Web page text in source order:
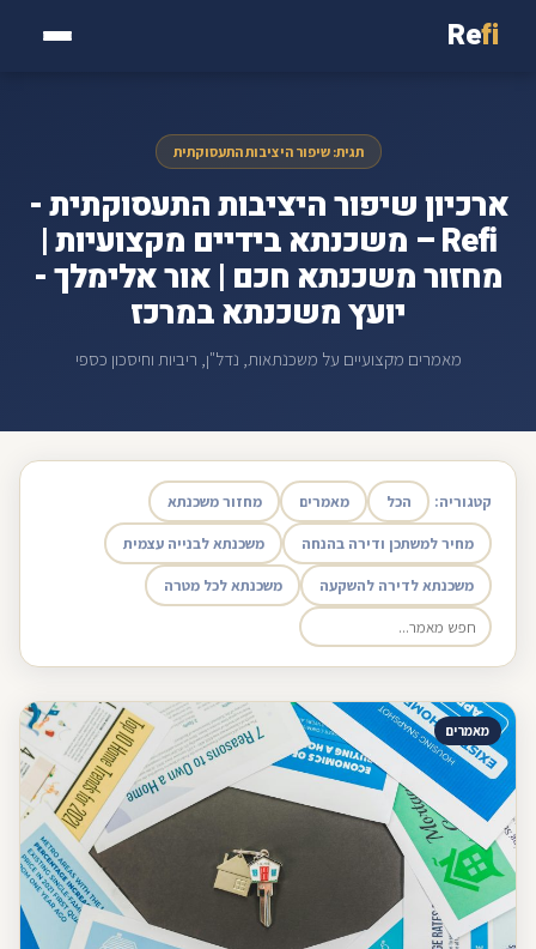
Refi
תגית: שיפור היציבות התעסוקתית
ארכיון שיפור היציבות התעסוקתית -
Refi – משכנתא בידיים מקצועיות |
מחזור משכנתא חכם | אור אלימלך -
יועץ משכנתא במרכז
מאמרים מקצועיים על משכנתאות, נדל"ן, ריביות וחיסכון כספי
קטגוריה: הכל מאמרים מחזור משכנתא
מחיר למשתכן ודירה בהנחה משכנתא לבנייה עצמית
משכנתא לדירה להשקעה משכנתא לכל מטרה
מאמרים